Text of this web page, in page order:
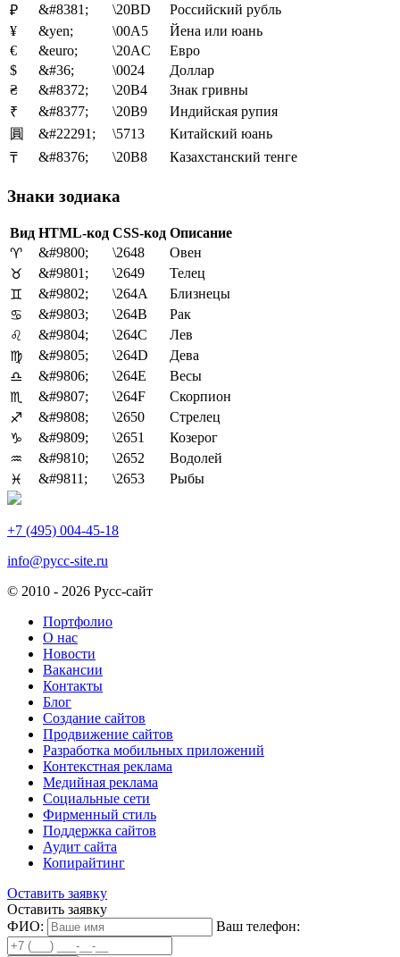
₽
&#8381; \20BD
Российский рубль
¥
&yen; \00A5
Йена или юань
€
&euro; \20AC
Евро
$
&#36; \0024
Доллар
₴
&#8372; \20B4
Знак гривны
₹
&#8377; \20B9
Индийская рупия
圓
&#22291; \5713
Китайский юань
₸
&#8376; \20B8 Казахстанский тенге
Знаки зодиака
Вид HTML-код CSS-код Описание
♈
&#9800; \2648
Овен
♉
&#9801; \2649
Телец
♊
&#9802; \264A
Близнецы
♋
&#9803; \264B
Рак
♌
&#9804; \264C
Лев
♍
&#9805; \264D
Дева
♎
&#9806; \264E
Весы
♏
&#9807; \264F
Скорпион
♐
&#9808; \2650
Стрелец
♑
&#9809; \2651
Козерог
♒
&#9810; \2652
Водолей
♓
&#9811; \2653 Рыбы
Навигация
по
записям
Следующая
Предыдущая
+7 (495) 004-45-18
info@pycc-site.ru
© 2010 - 2026 Русс-сайт
Портфолио
О нас
Новости
Вакансии
Контакты
Блог
Создание сайтов
Продвижение сайтов
Разработка мобильных приложений
Контекстная реклама
Медийная реклама
Социальные сети
Фирменный стиль
Поддержка сайтов
Аудит сайта
Копирайтинг
Оставить заявку
Оставить заявку
ФИО:
Ваш телефон: